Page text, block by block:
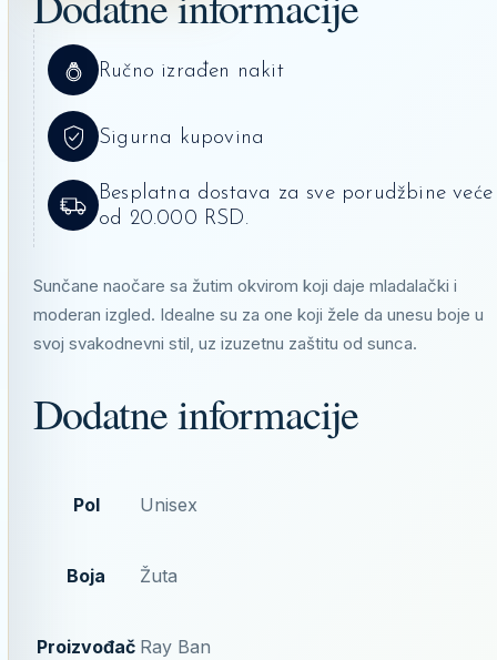
9196R5
50
KOLIČINA
Ručno izrađen nakit
Sigurna kupovina
Besplatna dostava za sve porudžbine veće
od 20.000 RSD.
Sunčane naočare sa žutim okvirom koji daje mladalački i
moderan izgled. Idealne su za one koji žele da unesu boje u
svoj svakodnevni stil, uz izuzetnu zaštitu od sunca.
Dodatne informacije
Pol Unisex
Boja Žuta
Proizvođač Ray Ban